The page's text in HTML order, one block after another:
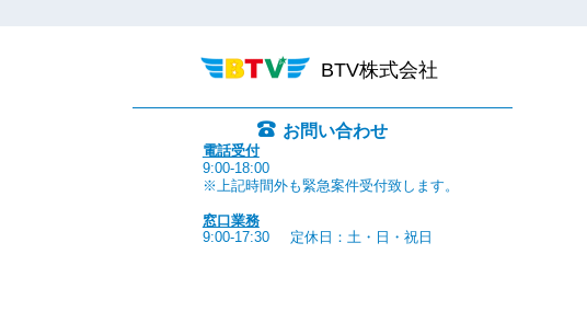
BTV株式会社
お問い合わせ
電話受付
9:00-18:00
※上記時間外も緊急案件受付致します。
窓口業務
9:00-17:30
定休日：土・日・祝日